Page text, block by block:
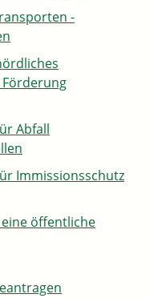
-
Abfall
Immissionsschutz
öffentliche